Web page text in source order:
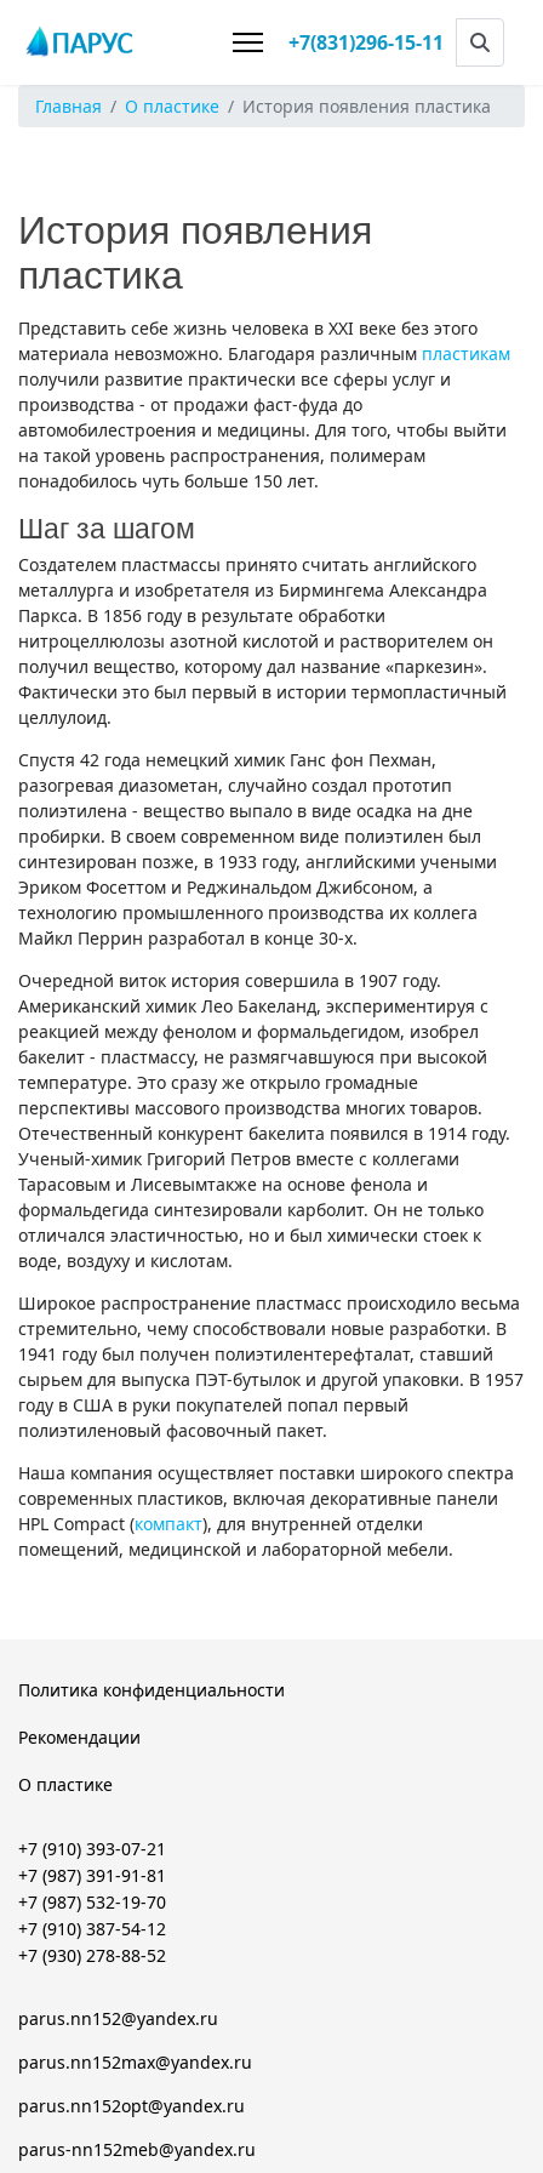
+7(831)296-15-11
Главная О пластике История появления пластика
История появления
пластика
Представить себе жизнь человека в XXI веке без этого
материала невозможно. Благодаря различным пластикам
получили развитие практически все сферы услуг и
производства - от продажи фаст-фуда до
автомобилестроения и медицины. Для того, чтобы выйти
на такой уровень распространения, полимерам
понадобилось чуть больше 150 лет.
Шаг за шагом
Создателем пластмассы принято считать английского
металлурга и изобретателя из Бирмингема Александра
Паркса. В 1856 году в результате обработки
нитроцеллюлозы азотной кислотой и растворителем он
получил вещество, которому дал название «паркезин».
Фактически это был первый в истории термопластичный
целлулоид.
Спустя 42 года немецкий химик Ганс фон Пехман,
разогревая диазометан, случайно создал прототип
полиэтилена - вещество выпало в виде осадка на дне
пробирки. В своем современном виде полиэтилен был
синтезирован позже, в 1933 году, английскими учеными
Эриком Фосеттом и Реджинальдом Джибсоном, а
технологию промышленного производства их коллега
Майкл Перрин разработал в конце 30-х.
Очередной виток история совершила в 1907 году.
Американский химик Лео Бакеланд, экспериментируя с
реакцией между фенолом и формальдегидом, изобрел
бакелит - пластмассу, не размягчавшуюся при высокой
температуре. Это сразу же открыло громадные
перспективы массового производства многих товаров.
Отечественный конкурент бакелита появился в 1914 году.
Ученый-химик Григорий Петров вместе с коллегами
Тарасовым и Лисевымтакже на основе фенола и
формальдегида синтезировали карболит. Он не только
отличался эластичностью, но и был химически стоек к
воде, воздуху и кислотам.
Широкое распространение пластмасс происходило весьма
стремительно, чему способствовали новые разработки. В
1941 году был получен полиэтилентерефталат, ставший
сырьем для выпуска ПЭТ-бутылок и другой упаковки. В 1957
году в США в руки покупателей попал первый
полиэтиленовый фасовочный пакет.
Наша компания осуществляет поставки широкого спектра
современных пластиков, включая декоративные панели
HPL Compact (компакт), для внутренней отделки
помещений, медицинской и лабораторной мебели.
Политика конфиденциальности
Рекомендации
О пластике
+7 (910) 393-07-21
+7 (987) 391-91-81
+7 (987) 532-19-70
+7 (910) 387-54-12
+7 (930) 278-88-52
parus.nn152@yandex.ru
parus.nn152max@yandex.ru
parus.nn152opt@yandex.ru
parus-nn152meb@yandex.ru